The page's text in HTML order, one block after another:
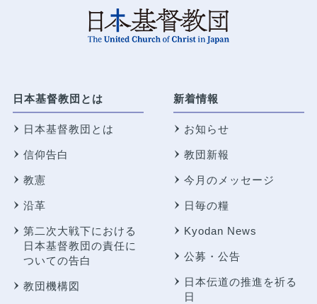
日本基督教団とは
日本基督教団とは
信仰告白
教憲
沿革
第二次大戦下における
日本基督教団の責任に
ついての告白
教団機構図
新着情報
お知らせ
教団新報
今月のメッセージ
日毎の糧
Kyodan News
公募・公告
日本伝道の推進を祈る
日